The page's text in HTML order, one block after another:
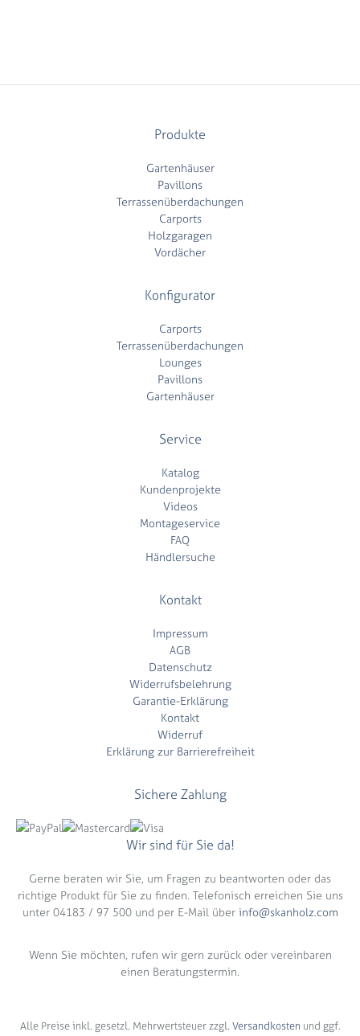
Produkte
Gartenhäuser
Pavillons
Terrassenüberdachungen
Carports
Holzgaragen
Vordächer
Konfigurator
Carports
Terrassenüberdachungen
Lounges
Pavillons
Gartenhäuser
Service
Katalog
Kundenprojekte
Videos
Montageservice
FAQ
Händlersuche
Kontakt
Impressum
AGB
Datenschutz
Widerrufsbelehrung
Garantie-Erklärung
Kontakt
Widerruf
Erklärung zur Barrierefreiheit
Sichere Zahlung
Wir sind für Sie da!
Gerne beraten wir Sie, um Fragen zu beantworten oder das
richtige Produkt für Sie zu finden. Telefonisch erreichen Sie uns
unter 04183 / 97 500 und per E-Mail über info@skanholz.com
Wenn Sie möchten, rufen wir gern zurück oder vereinbaren
einen Beratungstermin.
Alle Preise inkl. gesetzl. Mehrwertsteuer zzgl. Versandkosten und ggf.